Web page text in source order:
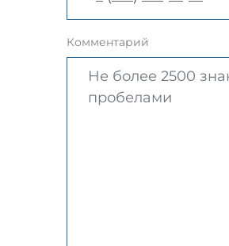
Комментарий